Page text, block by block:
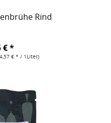
Rind
€ * / 1Liter)
€ *